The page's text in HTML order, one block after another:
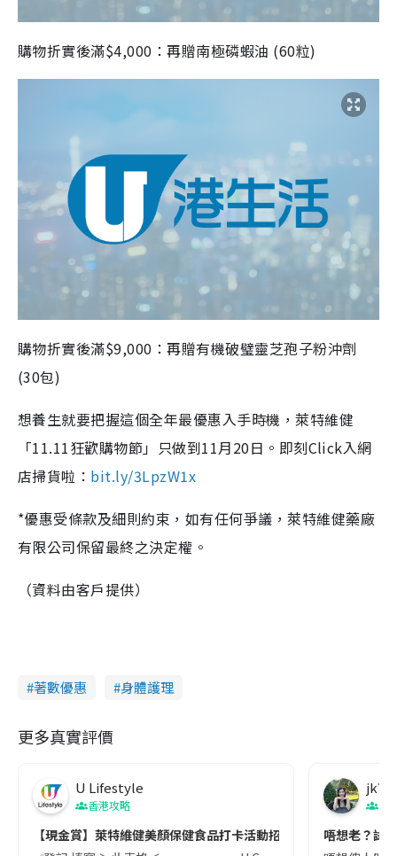
購物折實後滿$4,000：再贈南極磷蝦油 (60粒)
購物折實後滿$9,000：再贈有機破璧靈芝孢子粉沖劑
(30包)
想養生就要把握這個全年最優惠入手時機，萊特維健
「11.11狂歡購物節」只做到11月20日。即刻Click入網
店掃貨啦： bit.ly/3LpzW1x
*優惠受條款及細則約束，如有任何爭議，萊特維健藥廠
有限公司保留最終之決定權。
（資料由客戶提供）
著數優惠 身體護理
更多真實評價
U Lifestyle
香港攻略
【現金賞】萊特維健美顏保健食品打卡活動招募📸
唔想老？試